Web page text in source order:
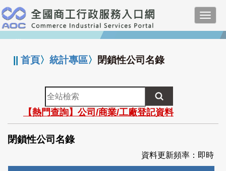
跳
到
主
要
:::
||首頁〉統計專區〉 閉鎖性公司名錄
全
站
檢
索
【熱門查詢】公司/商業/工廠登記資料
閉鎖性公司名錄
資料更新頻率：即時